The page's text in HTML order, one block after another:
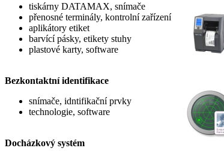
tiskárny DATAMAX, snímače
přenosné terminály, kontrolní zařízení
aplikátory etiket
barvící pásky, etikety stuhy
plastové karty, software
Bezkontaktní identifikace
snímače, idntifikační prvky
technologie, software
Docházkový systém